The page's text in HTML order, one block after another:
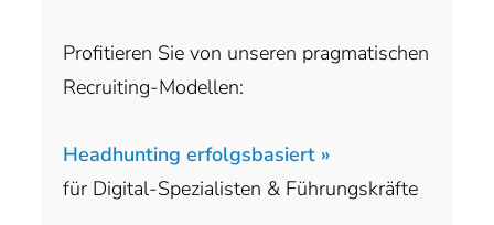
Profitieren Sie von unseren pragmatischen
Recruiting-Modellen:
Headhunting erfolgsbasiert »
für Digital-Spezialisten & Führungskräfte